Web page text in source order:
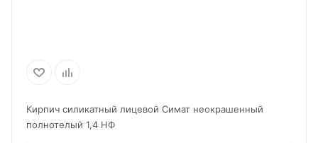
Кирпич силикатный лицевой Симат неокрашенный
полнотелый 1,4 НФ